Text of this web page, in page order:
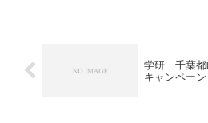
学研 千葉都
キャンペーン